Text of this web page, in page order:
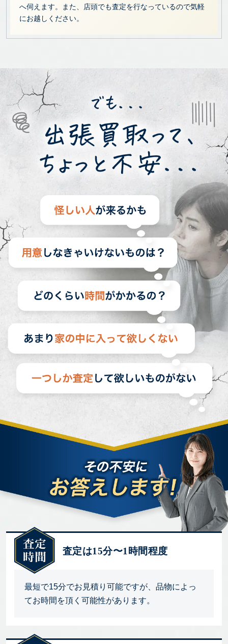
へ伺えます。また、店頭でも査定を行なっているので気軽
にお越しください。
査定は15分〜1時間程度
最短で15分でお見積り可能ですが、品物によっ
てお時間を頂く可能性があります。